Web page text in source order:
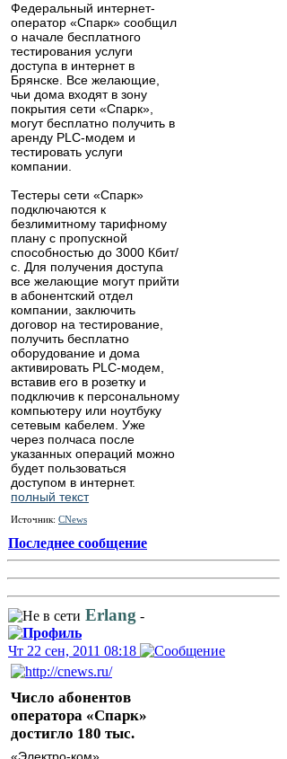
Федеральный интернет-
оператор «Спарк» сообщил
о начале бесплатного
тестирования услуги
доступа в интернет в
Брянске. Все желающие,
чьи дома входят в зону
покрытия сети «Спарк»,
могут бесплатно получить в
аренду PLC-модем и
тестировать услуги
компании.
Тестеры сети «Спарк»
подключаются к
безлимитному тарифному
плану с пропускной
способностью до 3000 Кбит/
с. Для получения доступа
все желающие могут прийти
в абонентский отдел
компании, заключить
договор на тестирование,
получить бесплатно
оборудование и дома
активировать PLC-модем,
вставив его в розетку и
подключив к персональному
компьютеру или ноутбуку
сетевым кабелем. Уже
через полчаса после
указанных операций можно
будет пользоваться
доступом в интернет.
полный текст
Источник: CNews
Последнее сообщение
Erlang -
Чт 22 сен, 2011 08:18
Число абонентов
оператора «Спарк»
достигло 180 тыс.